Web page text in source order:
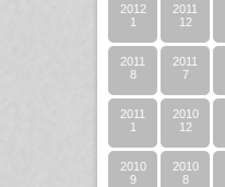
2012
1
2011
12
2011
8
2011
7
2011
1
2010
12
2010
9
2010
8